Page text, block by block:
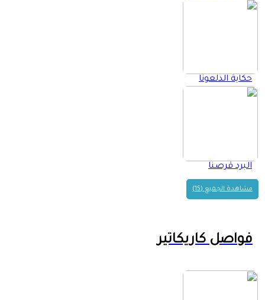
حكاية الدلعونا
البرد قرصنا
مشاهدة الجميع (15)
فواصل كاريكاتير